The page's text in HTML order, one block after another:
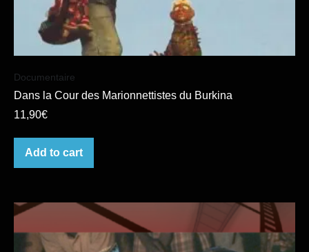
Documentaire
Dans la Cour des Marionnettistes du Burkina
11,90€
Add to cart